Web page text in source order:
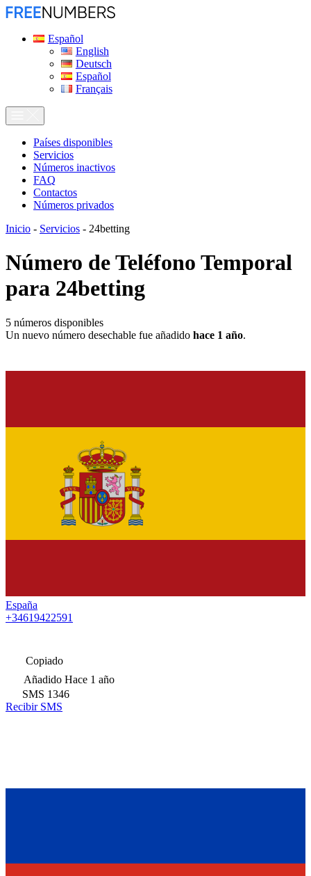
Español
English
Deutsch
Español
Français
Países disponibles
Servicios
Números inactivos
FAQ
Contactos
Números privados
Inicio - Servicios - 24betting
Número de Teléfono Temporal
para 24betting
5 números disponibles
Un nuevo número desechable fue añadido hace 1 año.
España
+34619422591
Copiado
Añadido Hace 1 año
SMS 1346
Recibir SMS